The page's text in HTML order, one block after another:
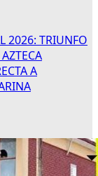
2026: TRIUNFO
A